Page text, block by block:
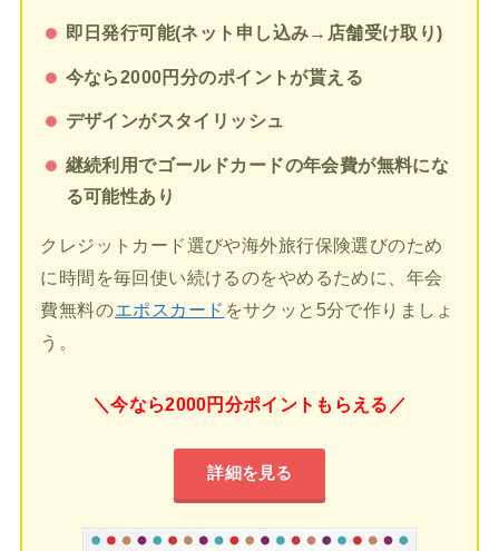
即日発行可能(ネット申し込み→店舗受け取り)
今なら2000円分のポイントが貰える
デザインがスタイリッシュ
継続利用でゴールドカードの年会費が無料にな
る可能性あり
クレジットカード選びや海外旅行保険選びのため
に時間を毎回使い続けるのをやめるために、年会
費無料のエポスカード をサクッと5分で作りましょ
う。
＼今なら2000円分ポイントもらえる／
詳細を見る